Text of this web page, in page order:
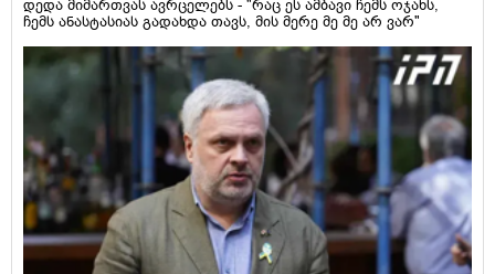
დედა მიმართვას ავრცელებს - "რაც ეს ამბავი ჩემს ოჯახს,
ჩემს ანასტასიას გადახდა თავს, მის მერე მე მე არ ვარ"